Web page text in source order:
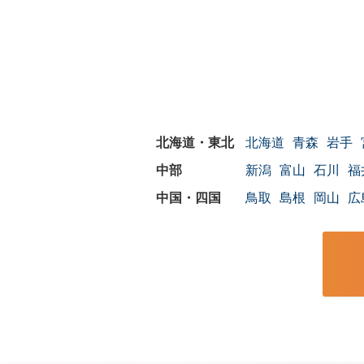
北海道 青森 岩手
新潟 富山 石川 福
鳥取 島根 岡山